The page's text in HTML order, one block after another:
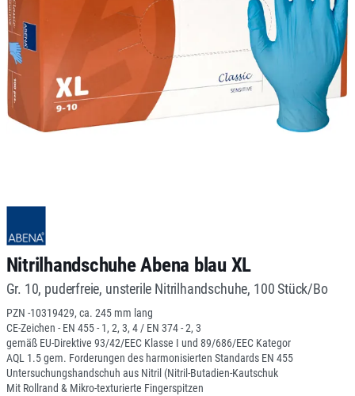
Nitrilhandschuhe Abena blau XL
Gr. 10, puderfreie, unsterile Nitrilhandschuhe, 100 Stück/Bo
PZN -10319429, ca. 245 mm lang
CE-Zeichen - EN 455 - 1, 2, 3, 4 / EN 374 - 2, 3
gemäß EU-Direktive 93/42/EEC Klasse I und 89/686/EEC Kategor
AQL 1.5 gem. Forderungen des harmonisierten Standards EN 455
Untersuchungshandschuh aus Nitril (Nitril-Butadien-Kautschuk
Mit Rollrand & Mikro-texturierte Fingerspitzen